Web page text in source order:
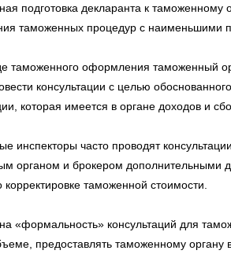
подготовка декларанта к
таможенных процедур с наименьшими
таможенного оформления таможенный
консультации с целью
которая имеется в органе доходов и
инспекторы часто проводят
органом и брокером дополнительными
таможенной стоимости.
«формальность» консультаций для
предоставлять таможенному органу